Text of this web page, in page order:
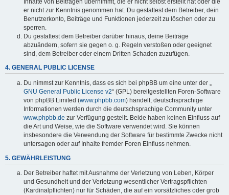
er nicht zur Kenntnis genommen hat. Du gestattest dem Betreiber, dein
Benutzerkonto, Beiträge und Funktionen jederzeit zu löschen oder zu
sperren.
Du gestattest dem Betreiber darüber hinaus, deine Beiträge
abzuändern, sofern sie gegen o. g. Regeln verstoßen oder geeignet
sind, dem Betreiber oder einem Dritten Schaden zuzufügen.
4. GENERAL PUBLIC LICENSE
Du nimmst zur Kenntnis, dass es sich bei phpBB um eine unter der „
GNU General Public License v2“ (GPL) bereitgestellten Foren-Software
von phpBB Limited (www.phpbb.com) handelt; deutschsprachige
Informationen werden durch die deutschsprachige Community unter
www.phpbb.de zur Verfügung gestellt. Beide haben keinen Einfluss auf
die Art und Weise, wie die Software verwendet wird. Sie können
insbesondere die Verwendung der Software für bestimmte Zwecke nicht
untersagen oder auf Inhalte fremder Foren Einfluss nehmen.
5. GEWÄHRLEISTUNG
Der Betreiber haftet mit Ausnahme der Verletzung von Leben, Körper
und Gesundheit und der Verletzung wesentlicher Vertragspflichten
(Kardinalpflichten) nur für Schäden, die auf ein vorsätzliches oder grob